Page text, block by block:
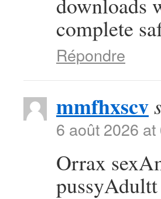
complete
Répondre
mmfhxscv
6 août 2026
Orrax